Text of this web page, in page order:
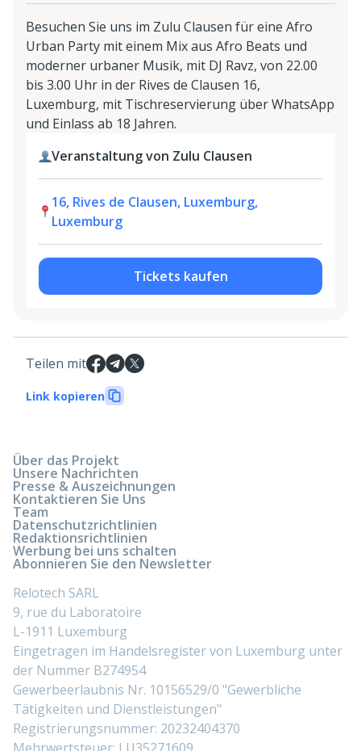
Besuchen Sie uns im Zulu Clausen für eine Afro
Urban Party mit einem Mix aus Afro Beats und
moderner urbaner Musik, mit DJ Ravz, von 22.00
bis 3.00 Uhr in der Rives de Clausen 16,
Luxemburg, mit Tischreservierung über WhatsApp
und Einlass ab 18 Jahren.
Veranstaltung von Zulu Clausen
16, Rives de Clausen, Luxemburg,
Luxemburg
Tickets kaufen
Teilen mit
Link kopieren
Über das Projekt
Unsere Nachrichten
Presse & Auszeichnungen
Kontaktieren Sie Uns
Team
Datenschutzrichtlinien
Redaktionsrichtlinien
Werbung bei uns schalten
Abonnieren Sie den Newsletter
Relotech SARL
9, rue du Laboratoire
L-1911 Luxemburg
Eingetragen im Handelsregister von Luxemburg unter
der Nummer B274954
Gewerbeerlaubnis Nr. 10156529/0 "Gewerbliche
Tätigkeiten und Dienstleistungen"
Registrierungsnummer: 20232404370